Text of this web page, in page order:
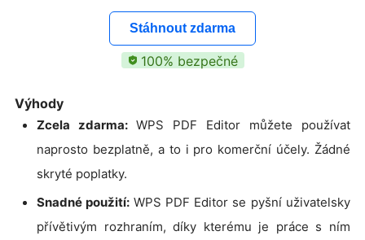
Stáhnout zdarma
100% bezpečné
Výhody
Zcela zdarma: WPS PDF Editor můžete používat
naprosto bezplatně, a to i pro komerční účely. Žádné
skryté poplatky.
Snadné použití: WPS PDF Editor se pyšní uživatelsky
přívětivým rozhraním, díky kterému je práce s ním